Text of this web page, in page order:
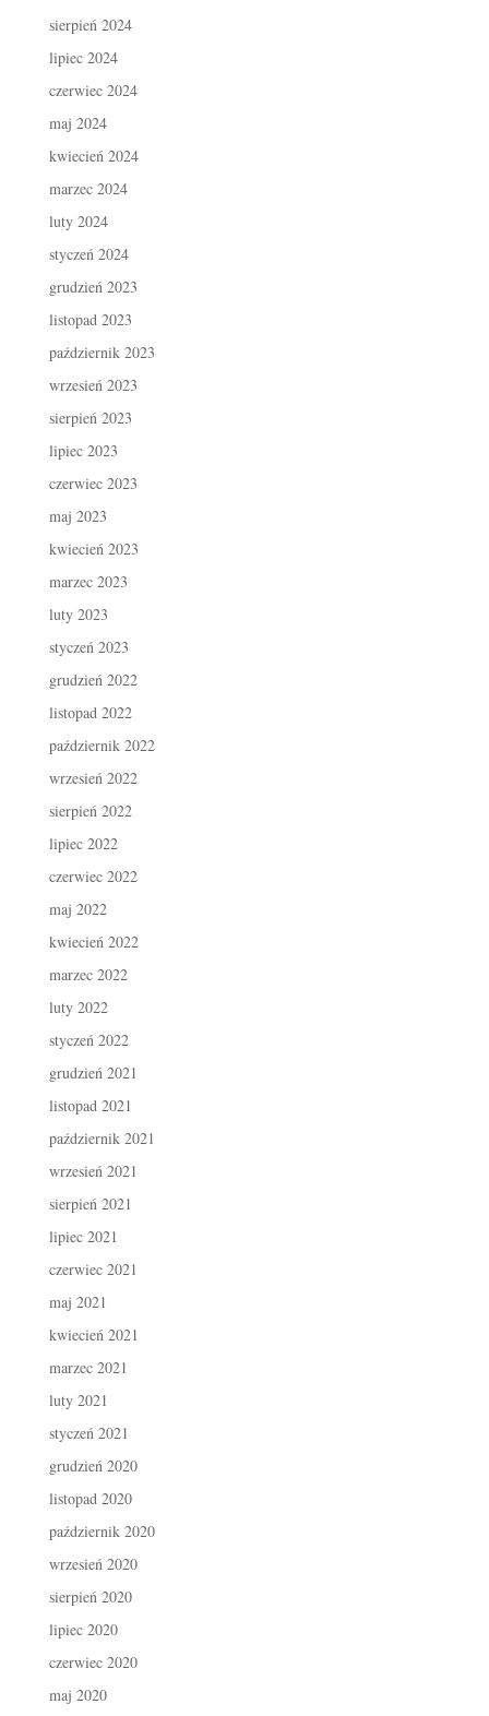
sierpień 2024
lipiec 2024
czerwiec 2024
maj 2024
kwiecień 2024
marzec 2024
luty 2024
styczeń 2024
grudzień 2023
listopad 2023
październik 2023
wrzesień 2023
sierpień 2023
lipiec 2023
czerwiec 2023
maj 2023
kwiecień 2023
marzec 2023
luty 2023
styczeń 2023
grudzień 2022
listopad 2022
październik 2022
wrzesień 2022
sierpień 2022
lipiec 2022
czerwiec 2022
maj 2022
kwiecień 2022
marzec 2022
luty 2022
styczeń 2022
grudzień 2021
listopad 2021
październik 2021
wrzesień 2021
sierpień 2021
lipiec 2021
czerwiec 2021
maj 2021
kwiecień 2021
marzec 2021
luty 2021
styczeń 2021
grudzień 2020
listopad 2020
październik 2020
wrzesień 2020
sierpień 2020
lipiec 2020
czerwiec 2020
maj 2020